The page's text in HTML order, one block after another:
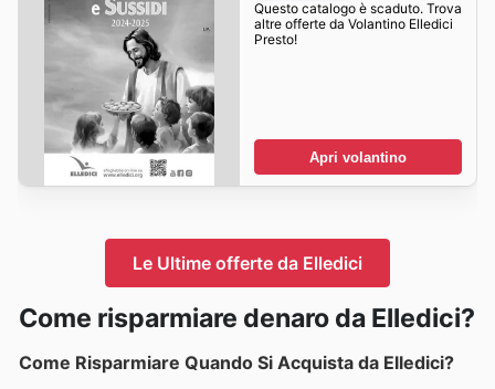
Questo catalogo è scaduto. Trova
altre offerte da Volantino Elledici
Presto!
Apri volantino
Le Ultime offerte da Elledici
Come risparmiare denaro da Elledici?
Come Risparmiare Quando Si Acquista da Elledici?